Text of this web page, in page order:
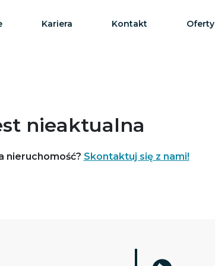
Kariera Kontakt Oferty
nieaktualna
nieruchomość? Skontaktuj się z nami!